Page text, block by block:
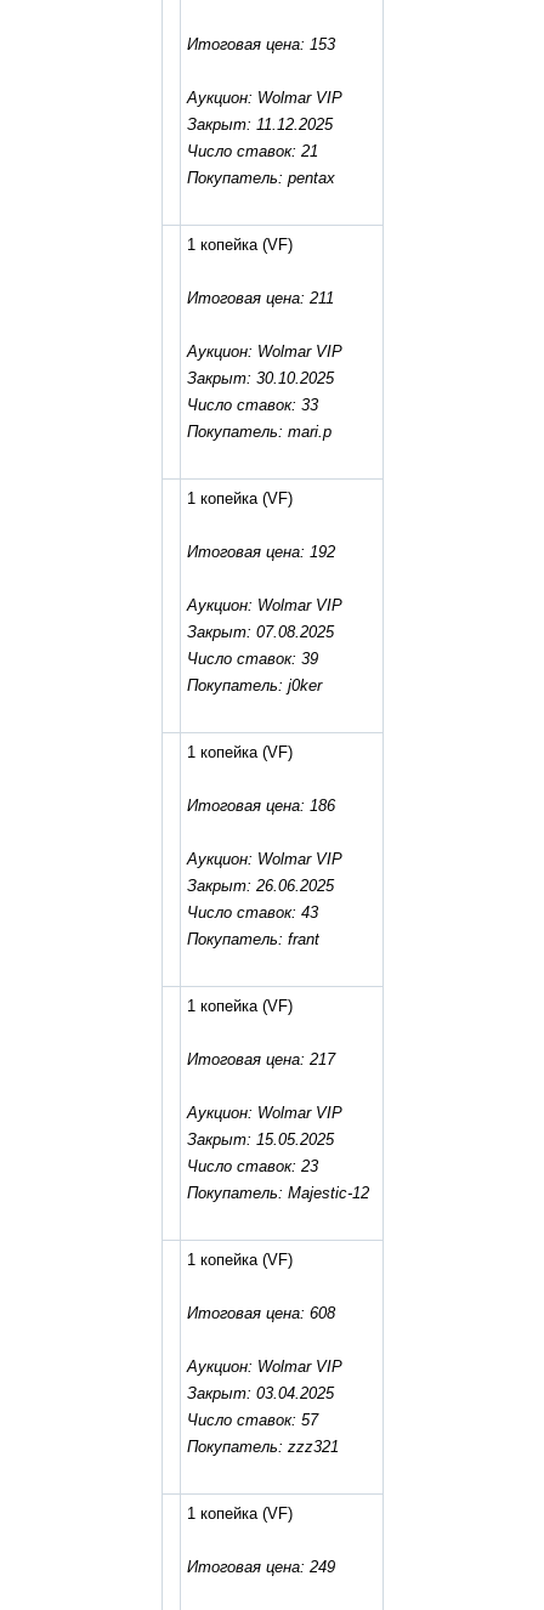
Итоговая цена: 153
Аукцион: Wolmar VIP
Закрыт: 11.12.2025
Число ставок: 21
Покупатель: pentax
1 копейка(VF)
Итоговая цена: 211
Аукцион: Wolmar VIP
Закрыт: 30.10.2025
Число ставок: 33
Покупатель: mari.p
1 копейка(VF)
Итоговая цена: 192
Аукцион: Wolmar VIP
Закрыт: 07.08.2025
Число ставок: 39
Покупатель: j0ker
1 копейка(VF)
Итоговая цена: 186
Аукцион: Wolmar VIP
Закрыт: 26.06.2025
Число ставок: 43
Покупатель: frant
1 копейка(VF)
Итоговая цена: 217
Аукцион: Wolmar VIP
Закрыт: 15.05.2025
Число ставок: 23
Покупатель: Majestic-12
1 копейка(VF)
Итоговая цена: 608
Аукцион: Wolmar VIP
Закрыт: 03.04.2025
Число ставок: 57
Покупатель: zzz321
1 копейка(VF)
Итоговая цена: 249